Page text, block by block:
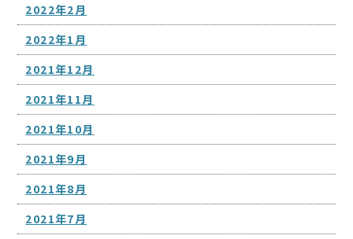
2022年2月
2022年1月
2021年12月
2021年11月
2021年10月
2021年9月
2021年8月
2021年7月